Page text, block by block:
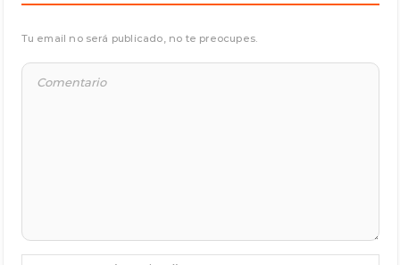
Tu email no será publicado, no te preocupes.